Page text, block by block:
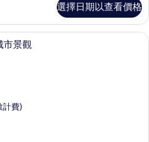
選擇日期以查看價格
市景觀
計費)